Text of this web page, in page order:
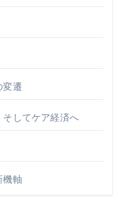
変遷
してケア経済へ
機軸